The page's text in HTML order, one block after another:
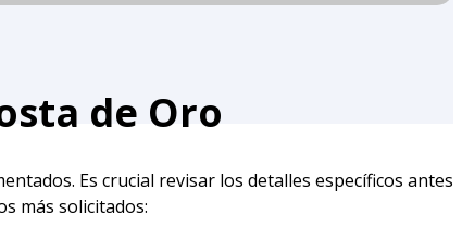
de Oro
Es crucial revisar los detalles específicos antes
más solicitados: